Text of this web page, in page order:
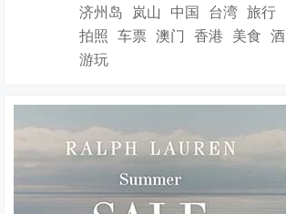
济州岛 岚山 中国 台湾 旅行
拍照 车票 澳门 香港 美食
游玩